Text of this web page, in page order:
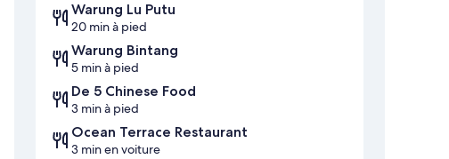
Warung Lu Putu
20 min à pied
Warung Bintang
5 min à pied
De 5 Chinese Food
3 min à pied
Ocean Terrace Restaurant
3 min en voiture